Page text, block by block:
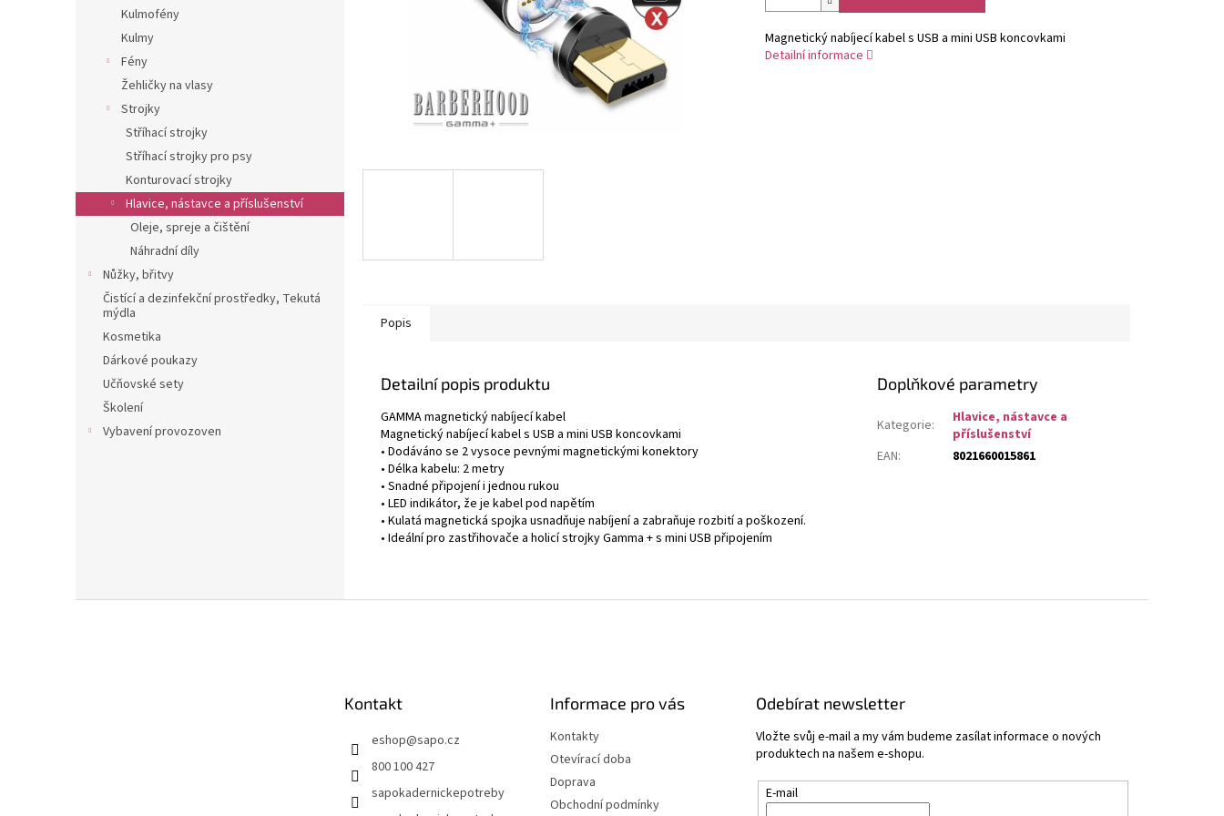
Kulmofény
Kulmy
Fény
Žehličky na vlasy
Strojky
Stříhací strojky
Stříhací strojky pro psy
Konturovací strojky
Hlavice, nástavce a příslušenství
Oleje, spreje a čištění
Náhradní díly
Nůžky, břitvy
Čistící a dezinfekční prostředky, Tekutá
mýdla
Kosmetika
Dárkové poukazy
Učňovské sety
Školení
Vybavení provozoven
Magnetický nabíjecí kabel s USB a mini USB koncovkami
Detailní informace
Popis
Detailní popis produktu
GAMMA magnetický nabíjecí kabel
Magnetický nabíjecí kabel s USB a mini USB koncovkami
• Dodáváno se 2 vysoce pevnými magnetickými konektory
• Délka kabelu: 2 metry
• Snadné připojení i jednou rukou
• LED indikátor, že je kabel pod napětím
• Kulatá magnetická spojka usnadňuje nabíjení a zabraňuje rozbití a poškození.
• Ideální pro zastřihovače a holicí strojky Gamma + s mini USB připojením
Doplňkové parametry
Kategorie:
Hlavice, nástavce a
příslušenství
EAN: 8021660015861
Kontakt
eshop@sapo.cz
800 100 427
sapokadernickepotreby
Informace pro vás
Kontakty
Otevírací doba
Doprava
Obchodní podmínky
Odebírat newsletter
Vložte svůj e-mail a my vám budeme zasílat informace o nových
produktech na našem e-shopu.
E-mail